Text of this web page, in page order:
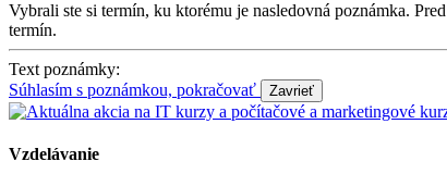
Vybrali ste si termín, ku ktorému je nasledovná poznámka.
termín.
Text poznámky:
Súhlasím s poznámkou, pokračovať
Vzdelávanie